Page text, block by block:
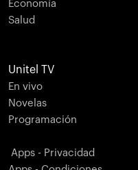
Economía
Salud
Unitel TV
En vivo
Novelas
Programación
Apps - Privacidad